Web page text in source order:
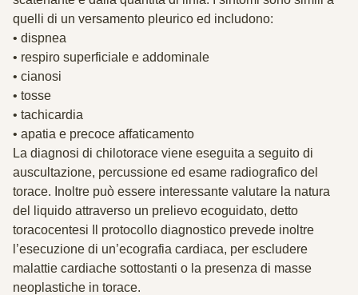
quelli di un versamento pleurico ed includono:
• dispnea
• respiro superficiale e addominale
• cianosi
• tosse
• tachicardia
• apatia e precoce affaticamento
La diagnosi di chilotorace viene eseguita a seguito di
auscultazione, percussione ed esame radiografico del
torace. Inoltre può essere interessante valutare la natura
del liquido attraverso un prelievo ecoguidato, detto
toracocentesi Il protocollo diagnostico prevede inoltre
l’esecuzione di un’ecografia cardiaca, per escludere
malattie cardiache sottostanti o la presenza di masse
neoplastiche in torace.